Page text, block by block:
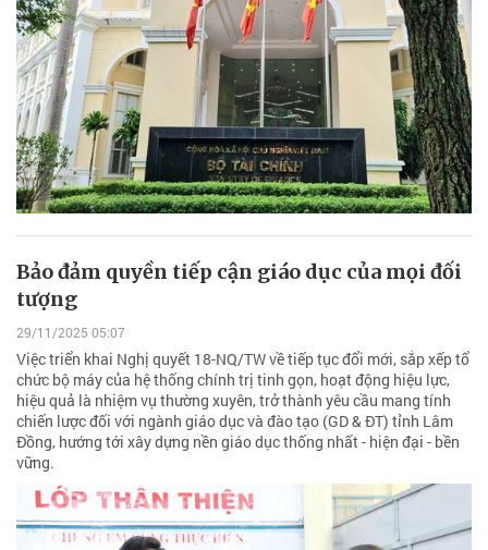
Bảo đảm quyền tiếp cận giáo dục của mọi đối
tượng
29/11/2025 05:07
Việc triển khai Nghị quyết 18-NQ/TW về tiếp tục đổi mới, sắp xếp tổ
chức bộ máy của hệ thống chính trị tinh gọn, hoạt động hiệu lực,
hiệu quả là nhiệm vụ thường xuyên, trở thành yêu cầu mang tính
chiến lược đối với ngành giáo dục và đào tạo (GD & ĐT) tỉnh Lâm
Đồng, hướng tới xây dựng nền giáo dục thống nhất - hiện đại - bền
vững.